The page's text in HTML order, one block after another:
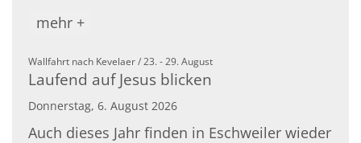
mehr +
Wallfahrt nach Kevelaer / 23. - 29. August:
Laufend auf Jesus blicken
Donnerstag, 6. August 2026
Auch dieses Jahr finden in Eschweiler wieder